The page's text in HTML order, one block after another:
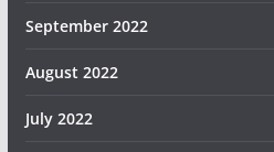
September 2022
August 2022
July 2022